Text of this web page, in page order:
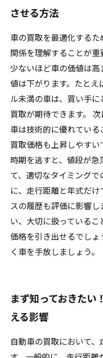
高額買取を実現す
まとめて
走行距離と年式を
させる方法
車の買取を最適化する
関係を理解することが
少ないほど車の価値は
値は下がります。たと
ル未満の車は、買い手
買取が期待できます。
車は技術的に優れている
買取価格も上昇しやす
時期を逃すと、値段が
て、適切なタイミング
に、走行距離と年式だ
スの履歴も評価に影響
い、大切に扱っている
価格を引き出せるでし
く車を手放しましょう。
まず知っておきたい
える影響
自動車の買取において